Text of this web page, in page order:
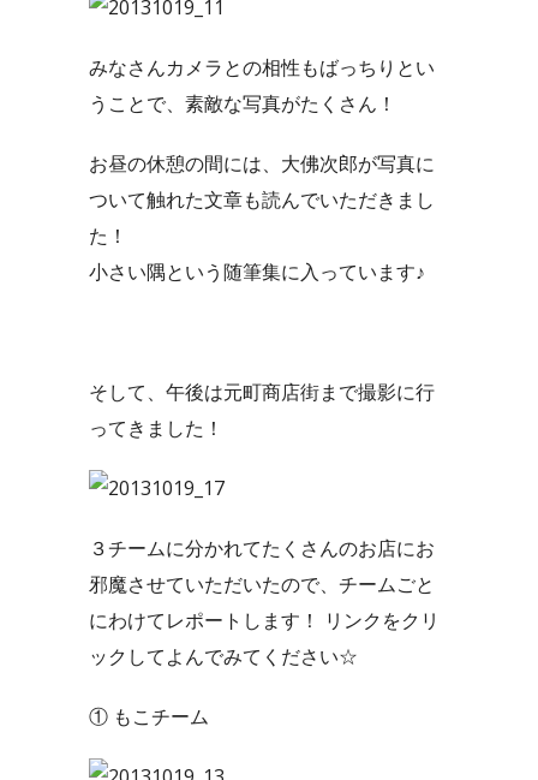
みなさんカメラとの相性もばっちりとい
うことで、素敵な写真がたくさん！
お昼の休憩の間には、大佛次郎が写真に
ついて触れた文章も読んでいただきまし
た！
小さい隅という随筆集に入っています♪
そして、午後は元町商店街まで撮影に行
ってきました！
３チームに分かれてたくさんのお店にお
邪魔させていただいたので、チームごと
にわけてレポートします！ リンクをクリ
ックしてよんでみてください☆
① もこチーム